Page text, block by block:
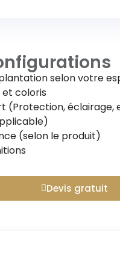
selon votre
et coloris
(Protection, éclairage,
(selon le produit)
Devis gratuit